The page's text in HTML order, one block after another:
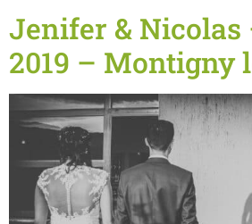
Jenifer & Nicolas
2019 – Montigny